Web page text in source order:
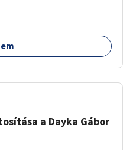
a Dayka Gábor